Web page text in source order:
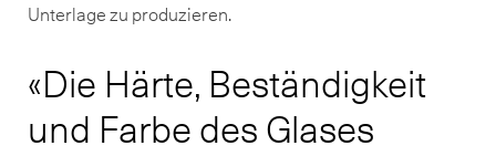
Unterlage zu produzieren.
Die Härte, Beständigkeit
und Farbe des Glases